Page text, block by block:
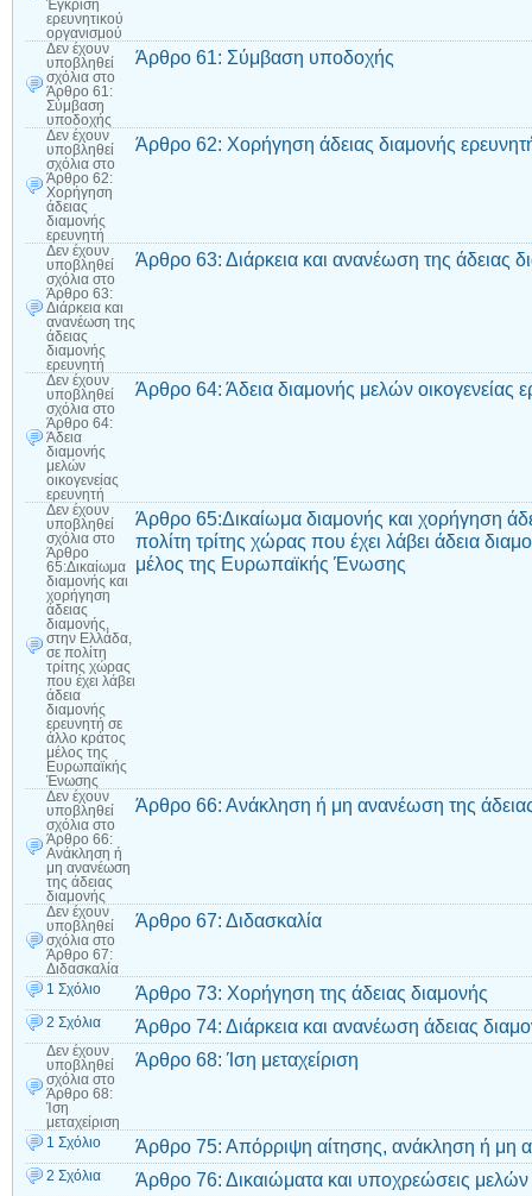
Έγκριση
ερευνητικού
οργανισμού
Δεν έχουν
υποβληθεί
σχόλια στο
Άρθρο 61:
Σύμβαση
υποδοχής
Άρθρο 61: Σύμβαση υποδοχής
Δεν έχουν
υποβληθεί
σχόλια στο
Άρθρο 62:
Χορήγηση
άδειας
διαμονής
ερευνητή
Άρθρο 62: Χορήγηση άδειας διαμονής
Δεν έχουν
υποβληθεί
σχόλια στο
Άρθρο 63:
Διάρκεια και
ανανέωση της
άδειας
διαμονής
ερευνητή
Άρθρο 63: Διάρκεια και ανανέωση της άδειας
Δεν έχουν
υποβληθεί
σχόλια στο
Άρθρο 64:
Άδεια
διαμονής
μελών
οικογενείας
ερευνητή
Άρθρο 64: Άδεια διαμονής μελών οικογενείας
Δεν έχουν
υποβληθεί
σχόλια στο
Άρθρο
65:Δικαίωμα
διαμονής και
χορήγηση
άδειας
διαμονής,
στην Ελλάδα,
σε πολίτη
τρίτης χώρας
που έχει λάβει
άδεια
διαμονής
ερευνητή σε
άλλο κράτος
μέλος της
Ευρωπαϊκής
Ένωσης
Άρθρο 65:Δικαίωμα διαμονής και χορήγηση
πολίτη τρίτης χώρας που έχει λάβει άδεια
μέλος της Ευρωπαϊκής Ένωσης
Δεν έχουν
υποβληθεί
σχόλια στο
Άρθρο 66:
Ανάκληση ή
μη ανανέωση
της άδειας
διαμονής
Άρθρο 66: Ανάκληση ή μη ανανέωση της
Δεν έχουν
υποβληθεί
σχόλια στο
Άρθρο 67:
Διδασκαλία
Άρθρο 67: Διδασκαλία
1 Σχόλιο Άρθρο 73: Χορήγηση της άδειας διαμονής
2 Σχόλια Άρθρο 74: Διάρκεια και ανανέωση άδειας
Δεν έχουν
υποβληθεί
σχόλια στο
Άρθρο 68:
Ίση
μεταχείριση
Άρθρο 68: Ίση μεταχείριση
1 Σχόλιο Άρθρο 75: Απόρριψη αίτησης, ανάκληση ή μη
2 Σχόλια Άρθρο 76: Δικαιώματα και υποχρεώσεις μελών